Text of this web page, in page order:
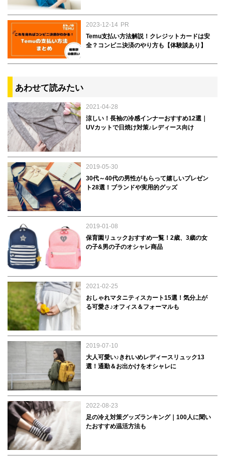
2023-12-14 PR
Temu支払い方法解説！クレジットカードは安
全？コンビニ決済のやり方も【体験談あり】
あわせて読みたい
2021-04-28
涼しい！長袖の冷感インナーおすすめ12選｜
UVカットで日焼け対策♪レディース向け
2019-05-30
30代～40代の男性がもらって嬉しいプレゼン
ト28選！ブランドや実用的グッズ
2019-01-08
保育園リュックおすすめ一覧！2歳、3歳の女
の子&男の子のオシャレ商品
2021-02-25
おしゃれマタニティスカート15選！気分上が
る可愛さ♪オフィス＆フォーマルも
2019-07-10
大人可愛い♪きれいめレディースリュック13
選！通勤＆お出かけをオシャレに
2022-08-23
足の冷え対策グッズランキング｜100人に聞い
たおすすめ温活方法も